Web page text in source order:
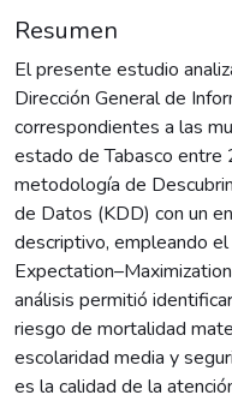
Resumen
El presente estudio
Dirección General de
correspondientes a las
estado de Tabasco
metodología de
de Datos (KDD) con un
descriptivo, empleando
análisis permitió
riesgo de mortalidad
escolaridad media y
es la calidad de la